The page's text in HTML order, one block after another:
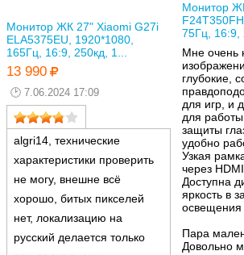
Монитор ЖК 27" Xiaomi G27i
ELA5375EU, 1920*1080,
165Гц, 16:9, 250кд, 1...
13 990
7.06.2024 17:09
algri14, технические
характеристики проверить
не могу, внешне всё
хорошо, битых пикселей
нет, локализацию на
русский делается только
Монитор
75Гц, 16:9,
Мне очень
глубокие,
для игр, и
для
защиты
удобно
Узкая
через
Доступна
яркость в
освещения
Пара
Довольно